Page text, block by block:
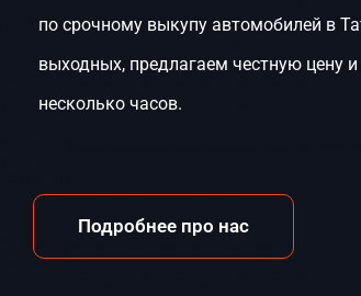
по срочному выкупу автомобилей в
выходных, предлагаем честную цену
несколько часов.
Подробнее про нас